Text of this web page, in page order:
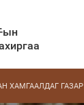
ын
ХАМГААЛДАГ ГАЗАР